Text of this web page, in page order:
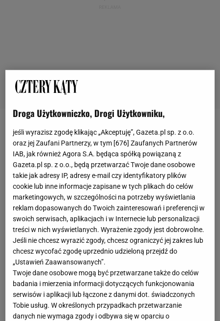
Drewniane fotele wiszące
Poniższy fotel wiszący to świetna propozycja mebla
do relaksu zarówno do użytku wewnętrznego, jak i
zewnętrznego. Konstrukcja wykonana z
impregnowanego drewna świerkowego, klejonego
warstwowo nadaje siedzisku
odpowiednią elastyczność i wytrzymałość. Materiał
użyty do wyprodukowania ma międzynarodowy
certyfikat FSC, który świadczy o zrównoważonym i
odpowiedzialnym wykorzystaniu surowca.
Zdejmowane wygodne siedzisko obszyte jest
materiałem z poliestru i w razie ubrudzenia
można wyprać je w pralce. Co ważne, fotel ten
Droga Użytkowniczko, Drogi Użytkowniku,
jeśli wyrazisz zgodę klikając „Akceptuję”, Gazeta.pl sp. z o.o.
oraz jej Zaufani Partnerzy, w tym [676] Zaufanych Partnerów
IAB, jak również Agora S.A. będąca spółką powiązaną z
Gazeta.pl sp. z o.o., będą przetwarzać Twoje dane osobowe
takie jak adresy IP, adresy e-mail czy identyfikatory plików
cookie lub inne informacje zapisane w tych plikach do celów
marketingowych, w szczególności na potrzeby wyświetlania
reklam dopasowanych do Twoich zainteresowań i preferencji w
swoich serwisach, aplikacjach i w Internecie lub personalizacji
treści w nich wyświetlanych. Wyrażenie zgody jest dobrowolne.
Jeśli nie chcesz wyrazić zgody, chcesz ograniczyć jej zakres lub
chcesz wycofać zgodę uprzednio udzieloną przejdź do
„Ustawień Zaawansowanych”.
Twoje dane osobowe mogą być przetwarzane także do celów
badania i mierzenia informacji dotyczących funkcjonowania
serwisów i aplikacji lub łączone z danymi dot. świadczonych
Tobie usług. W określonych przypadkach przetwarzanie
danych nie wymaga zgody i odbywa się w oparciu o